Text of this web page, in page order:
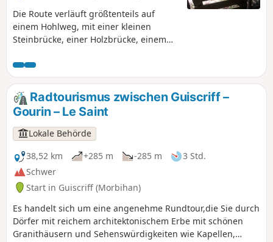
Die Route verläuft größtenteils auf
einem Hohlweg, mit einer kleinen
Steinbrücke, einer Holzbrücke, einem
Talmulde eingebetteten Kapelle und der
Entdeckung des malerischen Dorfes Le
Saint.Radtourismus zwischen Guiscriff –
Gourin – Le Saint
Lokale Behörde
38,52 km
+285 m -285 m
3 Std.
Schwer
Start in Guiscriff (Morbihan)
Es handelt sich um eine angenehme Rundtour,die Sie durch
Dörfer mit reichem architektonischem Erbe mit schönen
Granithäusern und Sehenswürdigkeiten wie Kapellen,